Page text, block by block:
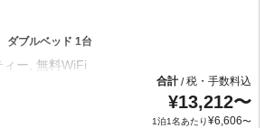
ダブルベッド 1台
合計/税・手数料込
¥13,212〜
1泊1名あたり¥6,606〜